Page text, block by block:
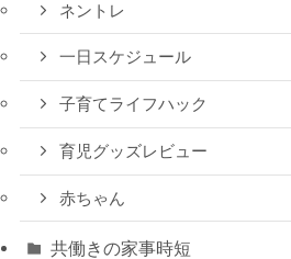
ネントレ
一日スケジュール
子育てライフハック
育児グッズレビュー
赤ちゃん
共働きの家事時短